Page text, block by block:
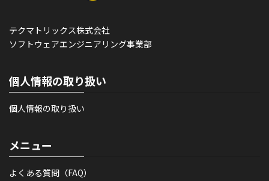
テクマトリックス株式会社
ソフトウェアエンジニアリング事業部
個人情報の取り扱い
個人情報の取り扱い
メニュー
よくある質問（FAQ）